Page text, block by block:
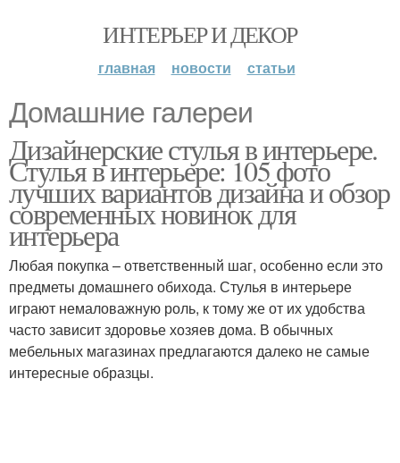
ИНТЕРЬЕР И ДЕКОР
главная новости статьи
Домашние галереи
Дизайнерские стулья в интерьере.
Стулья в интерьере: 105 фото
лучших вариантов дизайна и обзор
современных новинок для
интерьера
Любая покупка – ответственный шаг, особенно если это
предметы домашнего обихода. Стулья в интерьере
играют немаловажную роль, к тому же от их удобства
часто зависит здоровье хозяев дома. В обычных
мебельных магазинах предлагаются далеко не самые
интересные образцы.